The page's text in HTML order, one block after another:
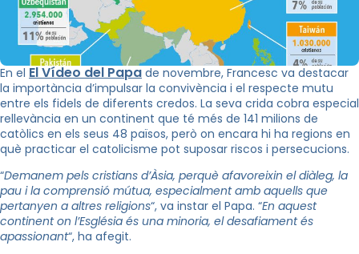
En el El Vídeo del Papa de novembre, Francesc va destacar
la importància d’impulsar la convivència i el respecte mutu
entre els fidels de diferents credos. La seva crida cobra especial
rellevància en un continent que té més de 141 milions de
catòlics en els seus 48 països, però on encara hi ha regions en
què practicar el catolicisme pot suposar riscos i persecucions.
“Demanem pels cristians d’Àsia, perquè afavoreixin el diàleg, la
pau i la comprensió mútua, especialment amb aquells que
pertanyen a altres religions“, va instar el Papa. “En aquest
continent on l’Església és una minoria, el desafiament és
apassionant“, ha afegit.